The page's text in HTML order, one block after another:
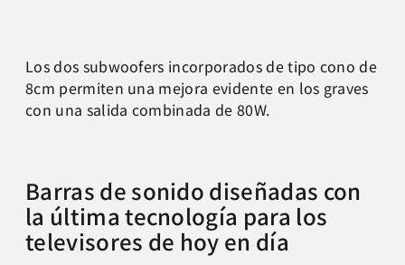
Los dos subwoofers incorporados de tipo cono de
8cm permiten una mejora evidente en los graves
con una salida combinada de 80W.
Barras de sonido diseñadas con
la última tecnología para los
televisores de hoy en día